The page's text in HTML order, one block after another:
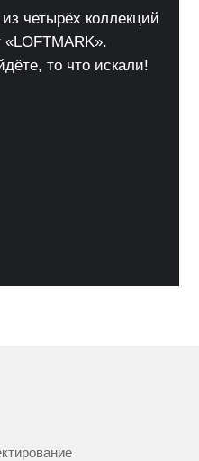
четырёх коллекций
то что искали!